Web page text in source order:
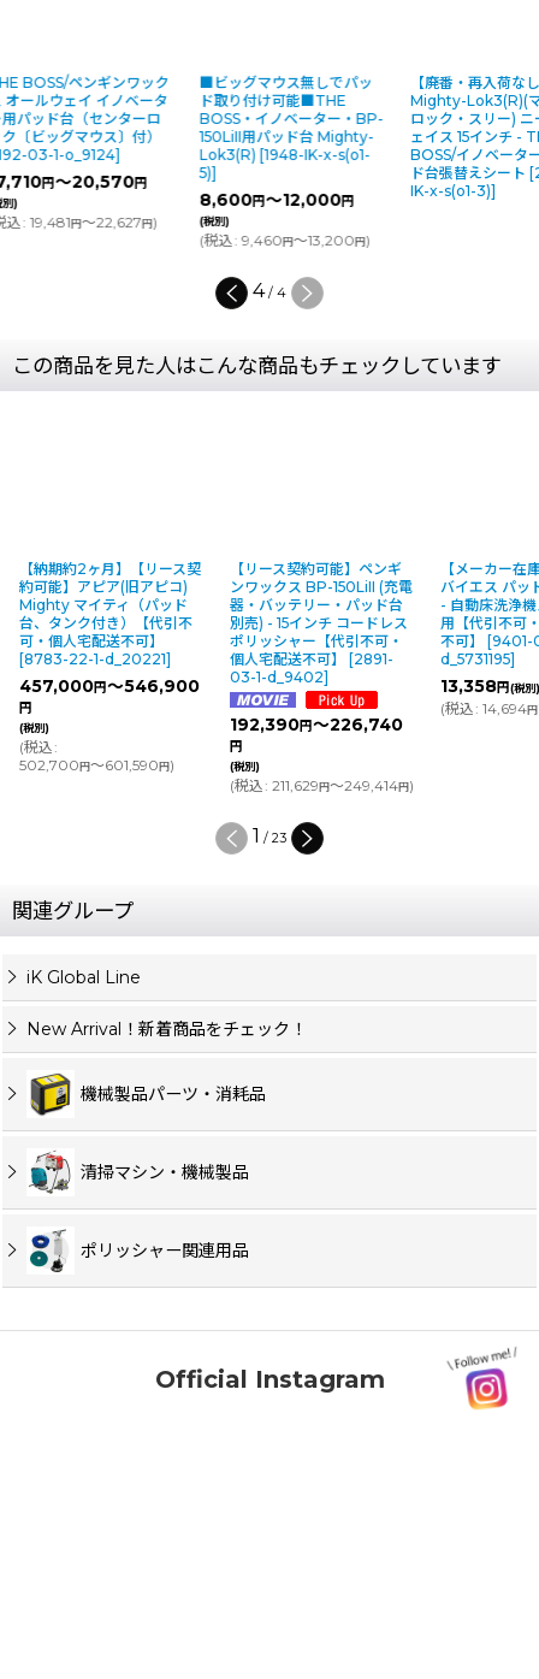
ンギンワック
イノベータ
センターロ
ウス〕付）
]
円
～22,627円)
■ビッグマウス無しでパッ
ド取り付け可能■THE
BOSS・イノベーター・BP-
150LiII用パッド台 Mighty-
1948-IK-x-s(o1-
5)]
～12,000円
(税別)
9,460円～13,200円)
【廃番・再入荷なし】
Mighty-Lok3(R)(マイティ
ロック・スリー) ニードルフ
ェイス 15インチ - THE
BOSS/イノベーター用パッ
ド台張替えシート [2484-
IK-x-s(o1-3)]
4/ 4
この商品を見た人はこんな商品もチェックしています
【納期約2ヶ月】【リース契
約可能】アピア(旧アピコ)
Mighty マイティ（パッド
台、タンク付き）【代引不
可・個人宅配送不可】
[8783-22-1-d_20221]
457,000円～546,900
円
(税別)
(税込:
502,700円～601,590円)
【リース契約可能】ペンギ
ンワックス BP-150LiII (充電
器・バッテリー・パッド台
別売) - 15インチ コードレス
ポリッシャー【代引不可・
個人宅配送不可】
[2891-
03-1-d_9402]
192,390円～226,740
円
(税別)
(税込: 211,629円～249,414円)
【メーカー在
バイエス パッ
- 自動床洗浄
用【代引不可
不可】
[9401-
d_5731195]
13,358円(税別
(税込: 14,694円
1 / 23
関連グループ
iK Global Line
New Arrival！新着商品をチェック！
機械製品パーツ・消耗品
清掃マシン・機械製品
ポリッシャー関連用品
Official Instagram